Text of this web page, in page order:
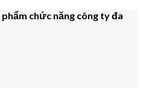
chức năng công ty đa